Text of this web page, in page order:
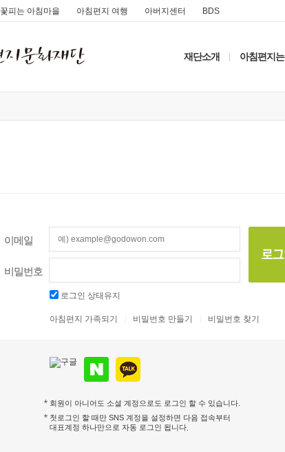
꽃피는 아침마을 아침편지 여행 아버지센터 BDS
재단소개 아침편지는
이메일
비밀번호
로그인 상태유지
아침편지 가족되기 비밀번호 만들기 비밀번호 찾기
회원이 아니어도 소셜 계정으로도 로그인 할 수 있습니다.
첫로그인 할 때만 SNS 계정을 설정하면 다음 접속부터
대표계정 하나만으로 자동 로그인 됩니다